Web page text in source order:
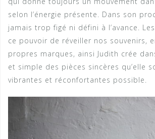
selon l’énergie présente. Dans son
jamais trop figé ni défini à l’avance.
ce pouvoir de réveiller nos souvenirs,
propres marques, ainsi Judith crée
et simple des pièces sincères qu’elle
vibrantes et réconfortantes possible.